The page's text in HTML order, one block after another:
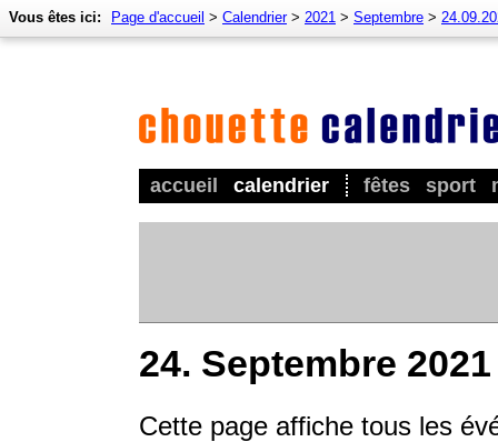
accueil calendrier fêtes sport
Vous êtes ici: Page d'accueil > Calendrier> 2021 > Septembre >
24. Septembre 2021
Cette page affiche tous les